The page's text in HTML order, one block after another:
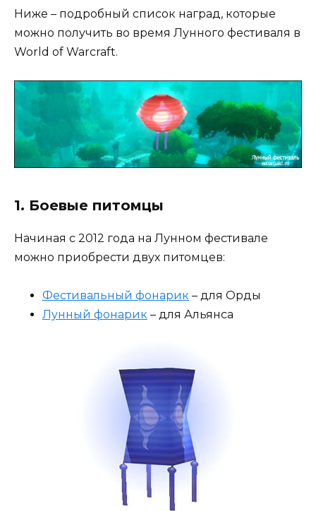
Ниже – подробный список наград, которые
можно получить во время Лунного фестиваля в
World of Warcraft.
1. Боевые питомцы
Начиная с 2012 года на Лунном фестивале
можно приобрести двух питомцев:
Фестивальный фонарик – для Орды
Лунный фонарик – для Альянса